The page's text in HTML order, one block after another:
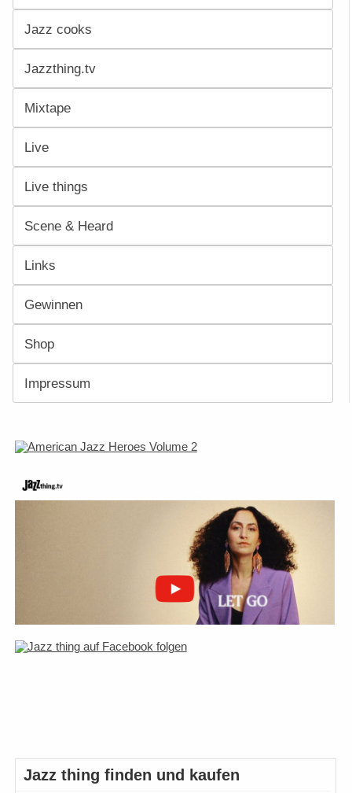
Jazz cooks
Jazzthing.tv
Mixtape
Live
Live things
Scene & Heard
Links
Gewinnen
Shop
Impressum
Jazz thing finden und kaufen